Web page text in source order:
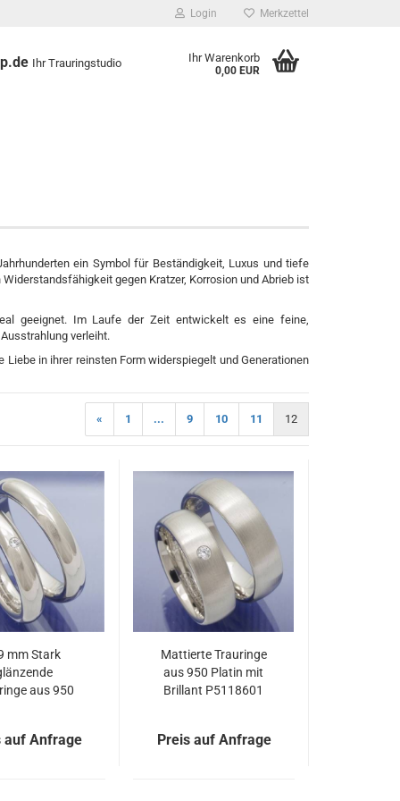
Login Merkzettel
Ihr Trauringstudio Ihr Warenkorb
0,00 EUR
ein Symbol für Beständigkeit, Luxus und tiefe
gegen Kratzer, Korrosion und Abrieb ist
geeignet. Im Laufe der Zeit entwickelt es eine feine,
verleiht.
in ihrer reinsten Form widerspiegelt und Generationen
« 1 ... 9 10 11 12
mm Stark
aus 950
auf Anfrage
Mattierte Trauringe
aus 950 Platin mit
Brillant P5118601
Preis auf Anfrage